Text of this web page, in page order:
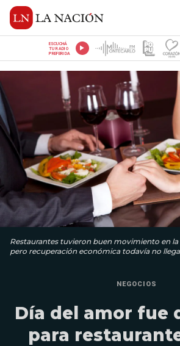
ESCUCHÁ
TU RADIO
PREFERIDA
Restaurantes tuvieron buen movimiento en la
pero recuperación económica todavía no
NEGOCIOS
Día del amor fue
para